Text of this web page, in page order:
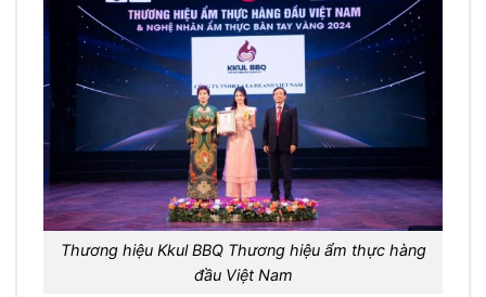
Thương hiệu Kkul BBQ Thương hiệu ẩm thực hàng
đầu Việt Nam